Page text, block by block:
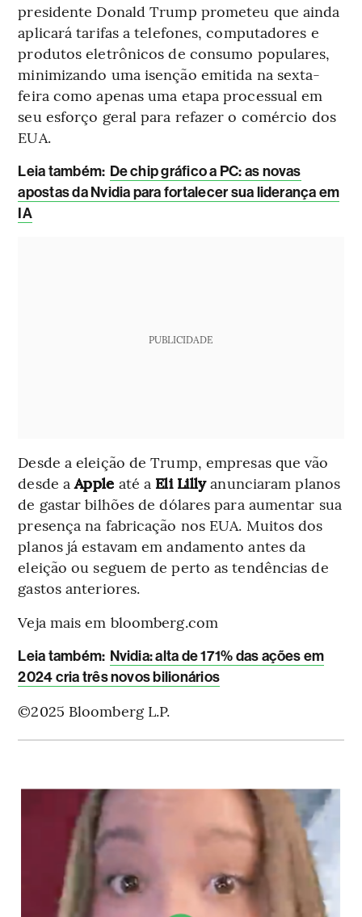
presidente Donald Trump prometeu que ainda
aplicará tarifas a telefones, computadores e
produtos eletrônicos de consumo populares,
minimizando uma isenção emitida na sexta-
feira como apenas uma etapa processual em
seu esforço geral para refazer o comércio dos
EUA.
Leia também: De chip gráfico a PC: as novas
apostas da Nvidia para fortalecer sua liderança em
IA
PUBLICIDADE
Desde a eleição de Trump, empresas que vão
desde aApple até a Eli Lillyanunciaram planos
de gastar bilhões de dólares para aumentar sua
presença na fabricação nos EUA. Muitos dos
planos já estavam em andamento antes da
eleição ou seguem de perto as tendências de
gastos anteriores.
Veja mais em bloomberg.com
Leia também: Nvidia: alta de 171% das ações em
2024 cria três novos bilionários
©2025 Bloomberg L.P.